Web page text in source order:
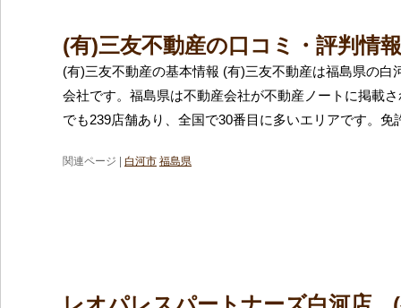
(有)三友不動産の口コミ・評判情報
(有)三友不動産の基本情報 (有)三友不動産は福島県の白
会社です。福島県は不動産会社が不動産ノートに掲載
でも239店舗あり、全国で30番目に多いエリアです。免
関連ページ | 白河市 福島県